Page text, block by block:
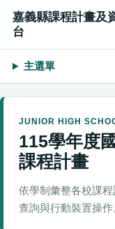
嘉義縣課程計畫及
台
主選單
JUNIOR HIGH
115學年度
課程計畫
依學制彙整各校課
查詢與行動裝置操作